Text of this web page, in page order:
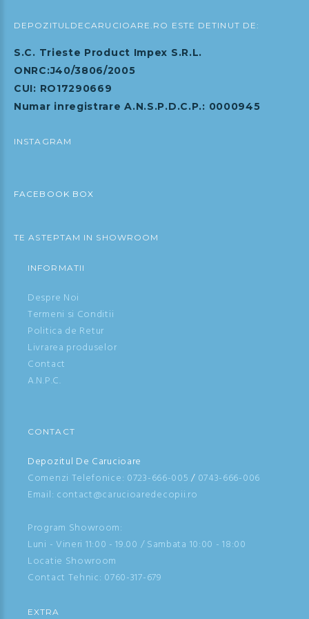
DEPOZITULDECARUCIOARE.RO ESTE DETINUT DE:
S.C. Trieste Product Impex S.R.L.
ONRC:J40/3806/2005
CUI: RO17290669
Numar inregistrare A.N.S.P.D.C.P.: 0000945
INSTAGRAM
FACEBOOK BOX
TE ASTEPTAM IN SHOWROOM
INFORMATII
Despre Noi
Termeni si Conditii
Politica de Retur
Livrarea produselor
Contact
A.N.P.C.
CONTACT
Depozitul De Carucioare
Comenzi Telefonice: 0723-666-005 / 0743-666-006
Email: contact@carucioaredecopii.ro
Program Showroom:
Luni - Vineri 11:00 - 19.00 / Sambata 10:00 - 18:00
Locatie Showroom
Contact Tehnic: 0760-317-679
EXTRA